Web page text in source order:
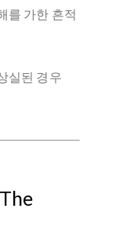
를 가한 흔적
실된 경우